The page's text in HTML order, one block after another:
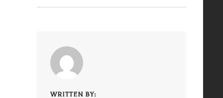
WRITTEN BY: